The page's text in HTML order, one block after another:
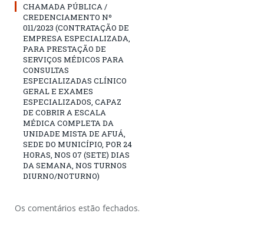
CHAMADA PÚBLICA /
CREDENCIAMENTO Nº
011/2023 (CONTRATAÇÃO DE
EMPRESA ESPECIALIZADA,
PARA PRESTAÇÃO DE
SERVIÇOS MÉDICOS PARA
CONSULTAS
ESPECIALIZADAS CLÍNICO
GERAL E EXAMES
ESPECIALIZADOS, CAPAZ
DE COBRIR A ESCALA
MÉDICA COMPLETA DA
UNIDADE MISTA DE AFUÁ,
SEDE DO MUNICÍPIO, POR 24
HORAS, NOS 07 (SETE) DIAS
DA SEMANA, NOS TURNOS
DIURNO/NOTURNO)
Os comentários estão fechados.